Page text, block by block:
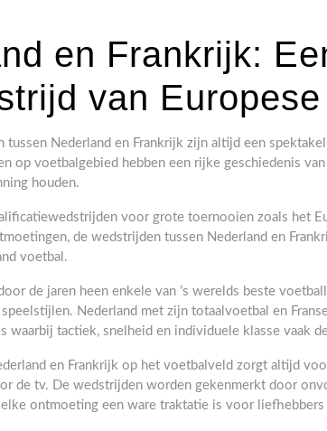
en Frankrijk:
van
tussen Nederland en Frankrijk zijn altijd een
op voetbalgebied hebben een rijke geschiedenis
houden.
voor grote toernooien zoals het
de wedstrijden tussen Nederland en
voetbal.
de jaren heen enkele van ’s werelds beste
Nederland met zijn totaalvoetbal en
waarbij tactiek, snelheid en individuele klasse vaak
en Frankrijk op het voetbalveld zorgt altijd
de tv. De wedstrijden worden gekenmerkt door
ontmoeting een ware traktatie is voor liefhebbers